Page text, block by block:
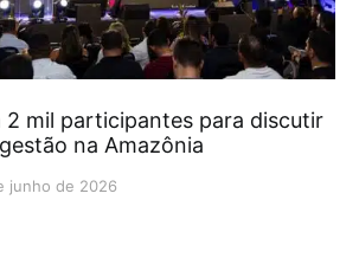
2 mil participantes para discutir
na Amazônia
junho de 2026